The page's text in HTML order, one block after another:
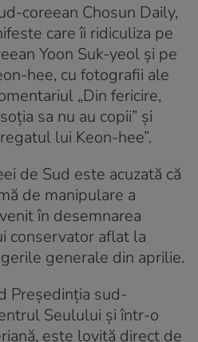
coreean Chosun Daily,
care îi ridiculiza pe
Yoon Suk-yeol şi pe
hee, cu fotografii ale
„Din fericire,
sa nu au copii” şi
lui Keon-hee”.
de Sud este acuzată că
de manipulare a
în desemnarea
conservator aflat la
generale din aprilie.
Președinția sud-
Seulului şi într-o
este lovită direct de